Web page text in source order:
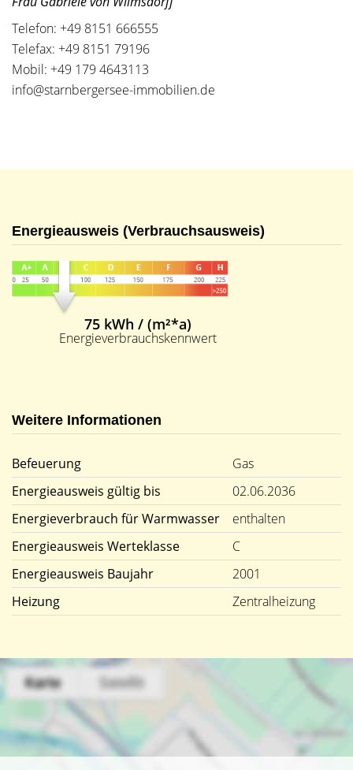
Telefon: +49 8151 666555
Telefax: +49 8151 79196
Mobil: +49 179 4643113
info@starnbergersee-immobilien.de
Energieausweis (Verbrauchsausweis)
75 kWh / (m²*a)
Energieverbrauchskennwert
Weitere Informationen
Befeuerung
Gas
Energieausweis gültig bis
02.06.2036
Energieverbrauch für Warmwasser
enthalten
Energieausweis Werteklasse
C
Energieausweis Baujahr
2001
Heizung
Zentralheizung